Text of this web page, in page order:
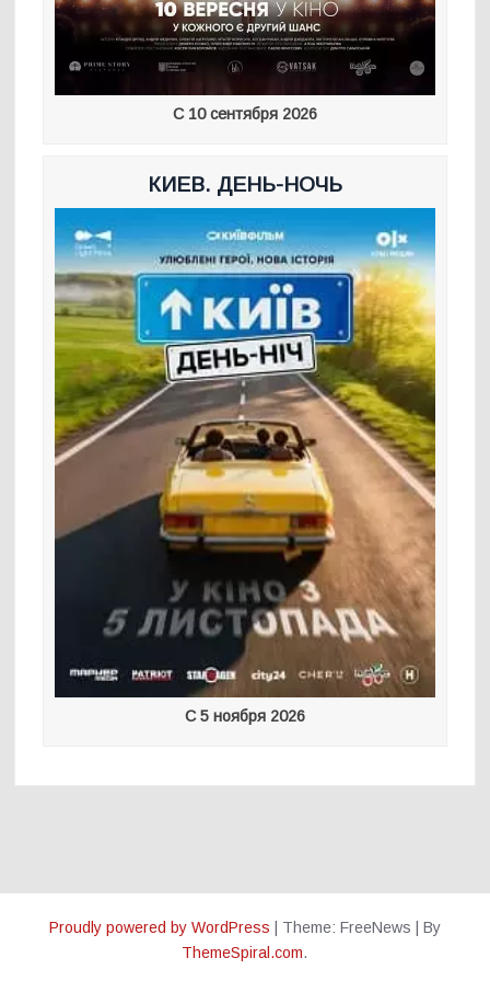
С 10 сентября 2026
КИЕВ. ДЕНЬ-НОЧЬ
С 5 ноября 2026
Proudly powered by WordPress Theme: FreeNews
By
ThemeSpiral.com.